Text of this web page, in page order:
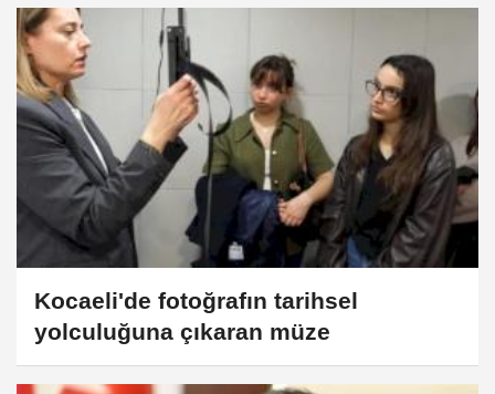
Kocaeli'de fotoğrafın tarihsel
yolculuğuna çıkaran müze